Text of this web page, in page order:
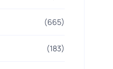
(665)
(183)